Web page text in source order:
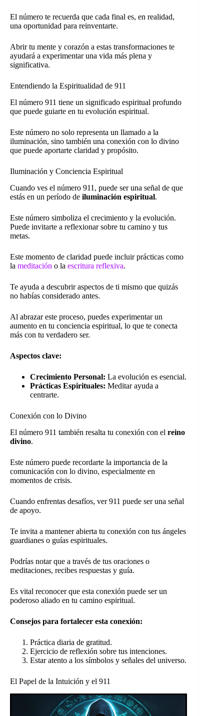
El número te recuerda que cada final es, en realidad,
una oportunidad para reinventarte.
Abrir tu mente y corazón a estas transformaciones te
ayudará a experimentar una vida más plena y
significativa.
Entendiendo la Espiritualidad de 911
El número 911 tiene un significado espiritual profundo
que puede guiarte en tu evolución espiritual.
Este número no solo representa un llamado a la
iluminación, sino también una conexión con lo divino
que puede aportarte claridad y propósito.
Iluminación y Conciencia Espiritual
Cuando ves el número 911, puede ser una señal de que
estás en un período de iluminación espiritual.
Este número simboliza el crecimiento y la evolución.
Puede invitarte a reflexionar sobre tu camino y tus
metas.
Este momento de claridad puede incluir prácticas como
la meditación o la escritura reflexiva.
Te ayuda a descubrir aspectos de ti mismo que quizás
no habías considerado antes.
Al abrazar este proceso, puedes experimentar un
aumento en tu conciencia espiritual, lo que te conecta
más con tu verdadero ser.
Aspectos clave:
Crecimiento Personal: La evolución es esencial.
Prácticas Espirituales: Meditar ayuda a
centrarte.
Conexión con lo Divino
El número 911 también resalta tu conexión con el reino
divino.
Este número puede recordarte la importancia de la
comunicación con lo divino, especialmente en
momentos de crisis.
Cuando enfrentas desafíos, ver 911 puede ser una señal
de apoyo.
Te invita a mantener abierta tu conexión con tus ángeles
guardianes o guías espirituales.
Podrías notar que a través de tus oraciones o
meditaciones, recibes respuestas y guía.
Es vital reconocer que esta conexión puede ser un
poderoso aliado en tu camino espiritual.
Consejos para fortalecer esta conexión:
Práctica diaria de gratitud.
Ejercicio de reflexión sobre tus intenciones.
Estar atento a los símbolos y señales del universo.
El Papel de la Intuición y el 911